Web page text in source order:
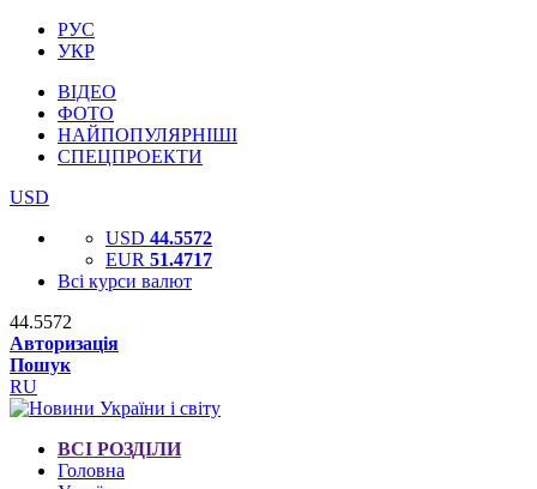
РУС
УКР
ВІДЕО
ФОТО
НАЙПОПУЛЯРНІШІ
СПЕЦПРОЕКТИ
USD
USD 44.5572
EUR 51.4717
Всі курси валют
44.5572
Авторизація
Пошук
RU
ВСІ РОЗДІЛИ
Головна